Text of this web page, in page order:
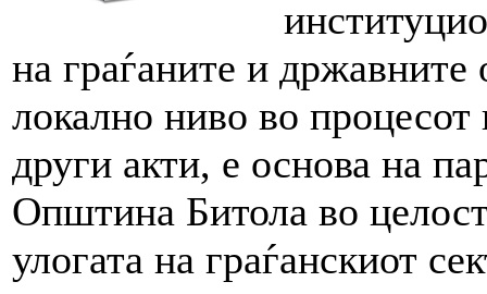
на граѓаните и државните
локално ниво во
други акти, е основа на
Општина Битола во
улогата на граѓанскиот